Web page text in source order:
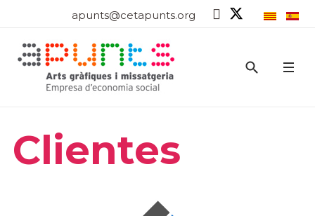
apunts@cetapunts.org
Clientes